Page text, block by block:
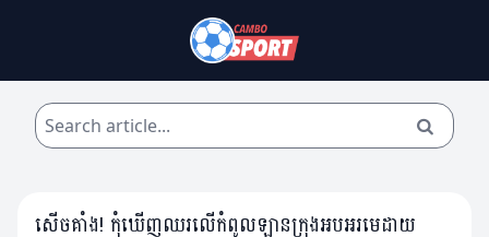
សើចគាំង! កុំឃើញឈរលើកំពូលឡានក្រុងអបអរមេដាយ